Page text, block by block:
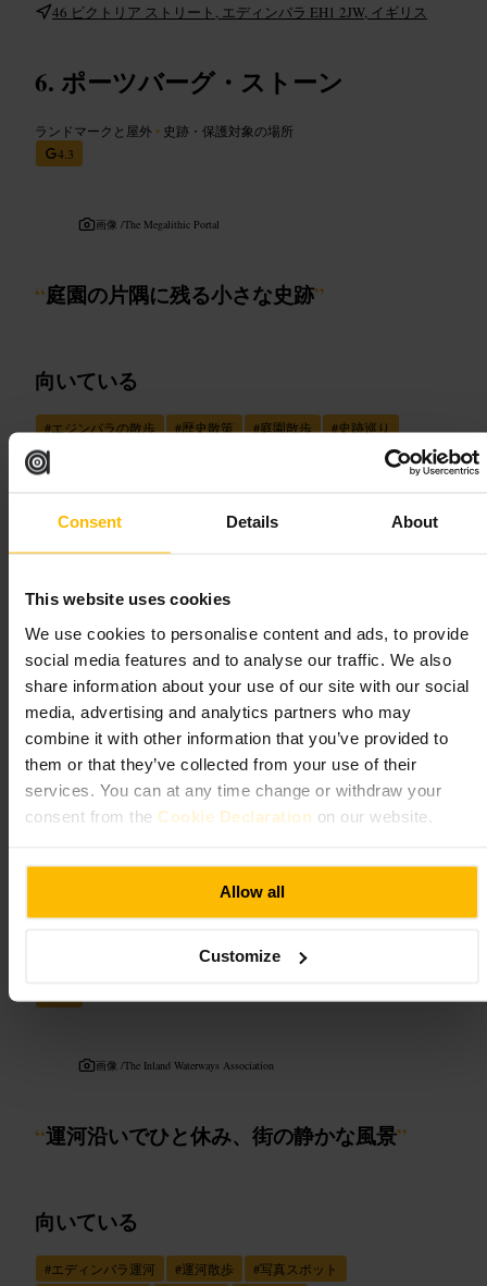
Consent Details About
This website uses cookies
We use cookies to personalise content and ads, to provide
social media features and to analyse our traffic. We also
share information about your use of our site with our social
media, advertising and analytics partners who may
combine it with other information that you’ve provided to
them or that they’ve collected from your use of their
services. You can at any time change or withdraw your
consent from the Cookie Declaration on our website.
Allow all
Customize
46 ビクトリア ストリート, エディンバラ EH1 2JW, イギリス
ポーツバーグ・ストーン
ランドマークと屋外 • 史跡・保護対象の場所
4.3
画像 /The Megalithic Portal
“庭園の片隅に残る小さな史跡”
向いている
#エジンバラの散歩 #歴史散策 #庭園散歩 #史跡巡り
#
小ぶりな石の標識が地面近くにあり、周囲は木や植栽に囲まれて
て気軽に訪ねられます。近くで石の形や質感を観察するのがおす
ご来館の計画
市内中心部の散策ルートに組み込むと無理なく回れます。屋外の
場所なので天候に合わせた服装で出かけてください。ベンチやト
イレが近くにない場合があるため、短時間の見学を想定して軽い
飲み物を持っておくと安心です。
http://www.megalithic.co.uk/article.php?sid=30769
ロックリン・ベイスン
画像 /The Inland Waterways Association
“運河沿いでひと休み、街の静かな風景”
向いている
#エディンバラ運河 #運河散歩 #写真スポット